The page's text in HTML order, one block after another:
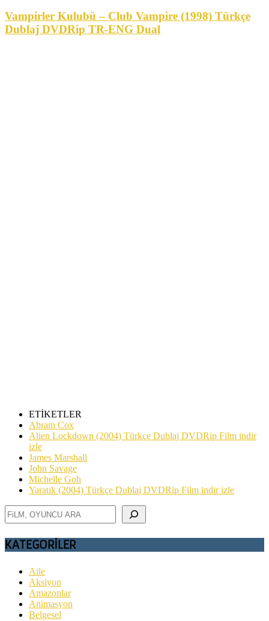
Vampirler Kulubü – Club Vampire (1998) Türkçe
Dublaj DVDRip TR-ENG Dual
ETİKETLER
Abram Cox
Alien Lockdown (2004) Türkçe Dublaj DVDRip Film indir
izle
James Marshall
John Savage
Michelle Goh
Yaratık (2004) Türkçe Dublaj DVDRip Film indir izle
Ara
KATEGORİLER
Aile
Aksiyon
Amazonlar
Animasyon
Belgesel